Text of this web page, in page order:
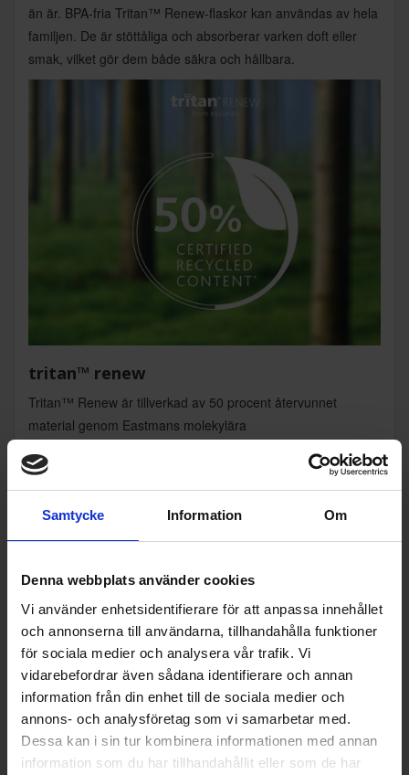
Samtycke Information Om
Denna webbplats använder cookies
Vi använder enhetsidentifierare för att anpassa innehållet
och annonserna till användarna, tillhandahålla funktioner
för sociala medier och analysera vår trafik. Vi
vidarebefordrar även sådana identifierare och annan
information från din enhet till de sociala medier och
annons- och analysföretag som vi samarbetar med.
Dessa kan i sin tur kombinera informationen med annan
information som du har tillhandahållit eller som de har
än är. BPA-fria Tritan™ Renew-flaskor kan användas av hela
familjen. De är stöttåliga och absorberar varken doft eller
smak, vilket gör dem både säkra och hållbara.
tritan™ renew
Tritan™ Renew är tillverkad av 50 procent återvunnet
material genom Eastmans molekylära
från deponier och förbränning samt förhindrar att plast
hamnar i havet. Materialet är slitstarkt, diskmaskinssäkert
och helt BPA-fritt.
Specifikationer
Produktblad:
Varumärke:
Smeg
Höjd (cm):
33.5